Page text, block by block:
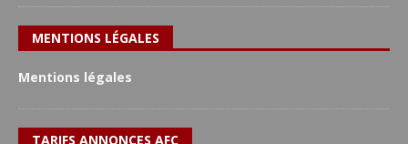
MENTIONS LÉGALES
Mentions légales
TARIFS ANNONCES AFC